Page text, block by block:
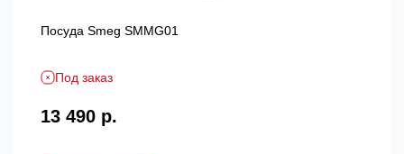
Посуда Smeg SMMG01
Под заказ
13 490 р.